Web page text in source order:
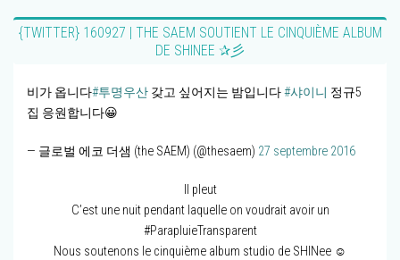
{TWITTER} 160927 | THE SAEM SOUTIENT LE CINQUIÈME ALBUM
DE SHINEE ✰彡
비가 옵니다#투명우산 갖고 싶어지는 밤입니다#샤이니 정규5
집 응원합니다😀
— 글로벌 에코 더샘 (the SAEM) (@thesaem) 27 septembre 2016
Il pleut
C’est une nuit pendant laquelle on voudrait avoir un
#ParapluieTransparent
Nous soutenons le cinquième album studio de SHINee ☺